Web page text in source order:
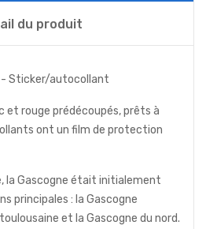
du produit
- Sticker/autocollant
et rouge prédécoupés, prêts à
ont un film de protection
la Gascogne était initialement
principales : la Gascogne
et la Gascogne du nord.